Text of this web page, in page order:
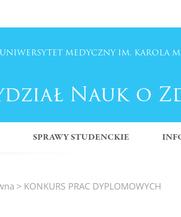
dostępu
UNIWERSYTET MEDYCZNYIM. KAROLA
Nauk o
SPRAWY STUDENCKIE
> KONKURS PRAC DYPLOMOWYCH